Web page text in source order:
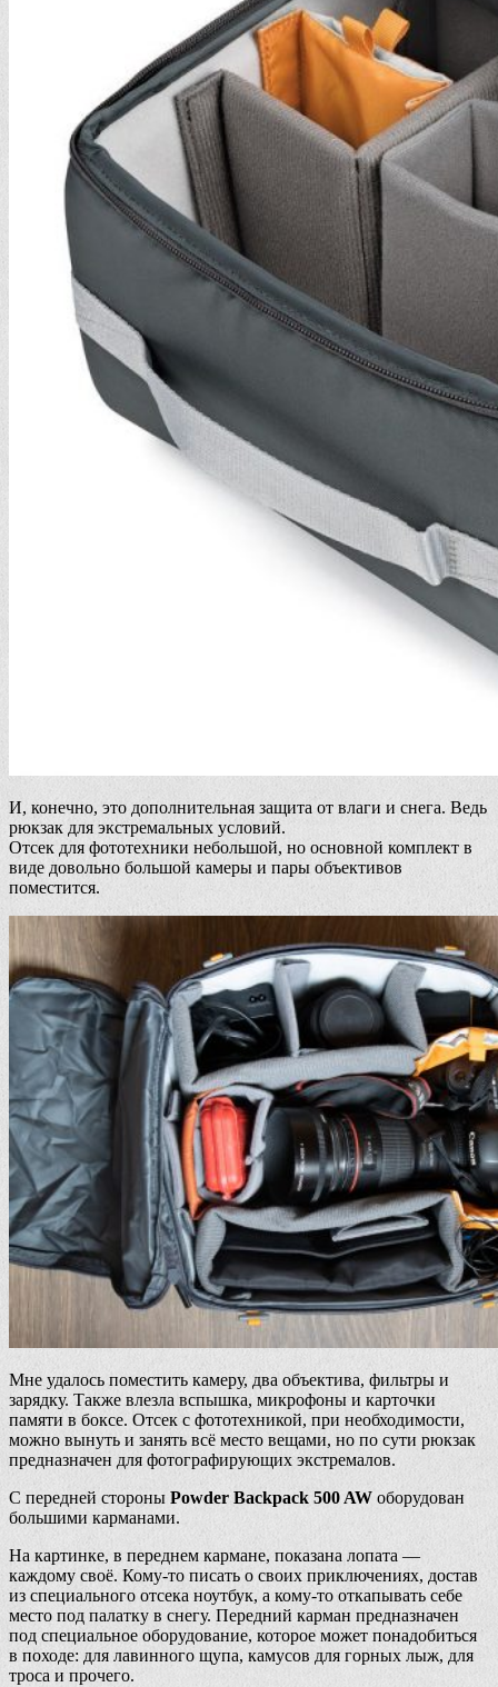
И, конечно, это дополнительная защита от влаги и снега. Ведь
рюкзак для экстремальных условий.
Отсек для фототехники небольшой, но основной комплект в
виде довольно большой камеры и пары объективов
поместится.
Мне удалось поместить камеру, два объектива, фильтры и
зарядку. Также влезла вспышка, микрофоны и карточки
памяти в боксе. Отсек с фототехникой, при необходимости,
можно вынуть и занять всё место вещами, но по сути рюкзак
предназначен для фотографирующих экстремалов.
С передней стороны Powder Backpack 500 AW оборудован
большими карманами.
На картинке, в переднем кармане, показана лопата —
каждому своё. Кому-то писать о своих приключениях, достав
из специального отсека ноутбук, а кому-то откапывать себе
место под палатку в снегу. Передний карман предназначен
под специальное оборудование, которое может понадобиться
в походе: для лавинного щупа, камусов для горных лыж, для
троса и прочего.